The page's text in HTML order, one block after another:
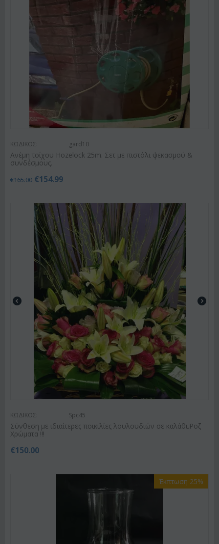
ΚΩΔΙΚΟΣ: gard10
Ανέμη τοίχου Hozelock 25m. Σετ με πιστόλι ψεκασμού &
συνδέσμους.
€165.00 €154.99
ΚΩΔΙΚΟΣ: Spc45
Σύνθεση με ιδιαίτερες ποικιλίες λουλουδιών σε καλάθι.Ροζ
Χρώματα !!!
€150.00
Έκπτωση 25%